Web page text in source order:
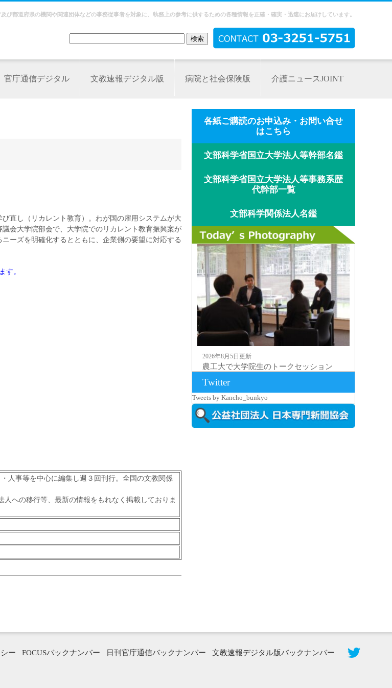
及び都道府県の機関や関連団体などの事務従事者を対象に、執務上の参考に供するための各種情報を正確・確実・迅速にお届けしています。
官庁通信デジタル 文教速報デジタル版 病院と社会保険版 介護ニュースJOINT
直し（リカレント教育）。わが国の雇用システムが大
会大学院部会で、大学院でのリカレント教育振興案が
ーズを明確化するとともに、企業側の要望に対応する
す。
人事等を中心に編集し週３回刊行。全国の文教関係
への移行等、最新の情報をもれなく掲載しておりま
各紙ご購読のお申込み・お問い合せ
はこちら
文部科学省国立大学法人等幹部名鑑
文部科学省国立大学法人等事務系歴
代幹部一覧
文部科学関係法人名鑑
2026年8月5日更新
農工大で大学院生のトークセッション
Twitter
Tweets by Kancho_bunkyo
ー FOCUSバックナンバー 日刊官庁通信バックナンバー 文教速報デジタル版バックナンバー